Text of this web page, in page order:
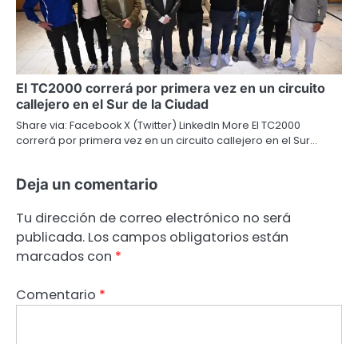
El TC2000 correrá por primera vez en un circuito
callejero en el Sur de la Ciudad
Share via: Facebook X (Twitter) LinkedIn More El TC2000
correrá por primera vez en un circuito callejero en el Sur…
Deja un comentario
Tu dirección de correo electrónico no será
publicada. Los campos obligatorios están
marcados con *
Comentario *